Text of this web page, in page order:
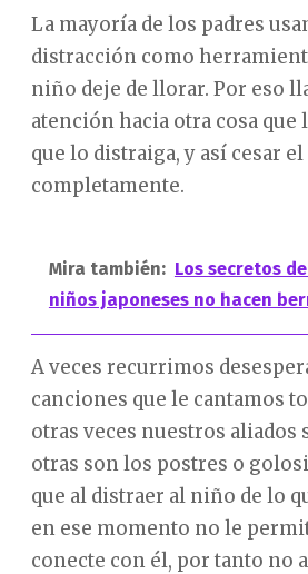
La mayoría de los padres
distracción como
niño deje de llorar. Por eso
atención hacia otra cosa que
que lo distraiga, y así cesar
completamente.
Mira también: Los secretos
niños japoneses no hacen
A veces recurrimos
canciones que le cantamos
otras veces nuestros aliados
otras son los postres o
que al distraer al niño de lo
en ese momento no le
conecte con él, por tanto no